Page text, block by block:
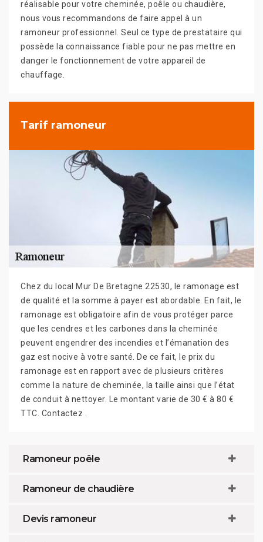
réalisable pour votre cheminée, poêle ou chaudière,
nous vous recommandons de faire appel à un
ramoneur professionnel. Seul ce type de prestataire qui
possède la connaissance fiable pour ne pas mettre en
danger le fonctionnement de votre appareil de
chauffage.
Tarif ramoneur
Chez du local Mur De Bretagne 22530, le ramonage est
de qualité et la somme à payer est abordable. En fait, le
ramonage est obligatoire afin de vous protéger parce
que les cendres et les carbones dans la cheminée
peuvent engendrer des incendies et l’émanation des
gaz est nocive à votre santé. De ce fait, le prix du
ramonage est en rapport avec de plusieurs critères
comme la nature de cheminée, la taille ainsi que l’état
de conduit à nettoyer. Le montant varie de 30 € à 80 €
TTC. Contactez .
Ramoneur poêle
Ramoneur de chaudière
Devis ramoneur